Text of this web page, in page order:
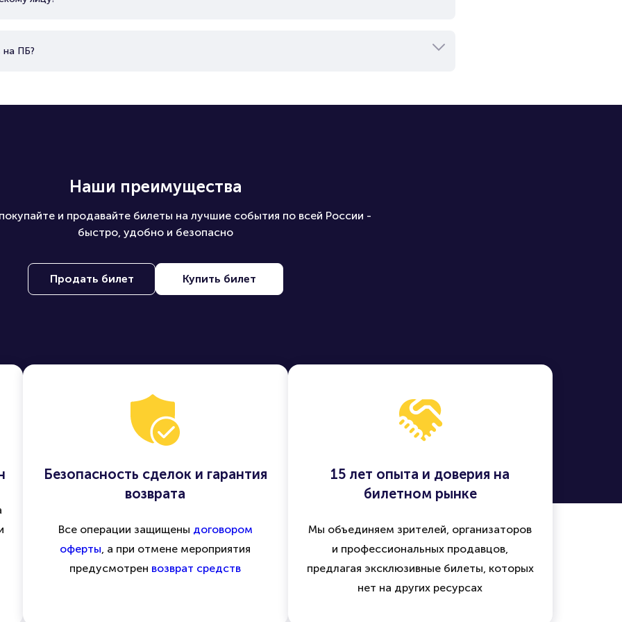
на ПБ?
Наши преимущества
и продавайте билеты на лучшие события по всей России -
быстро, удобно и безопасно
Продать билет Купить билет
Безопасность сделок и гарантия
возврата
Все операции защищены договором
оферты , а при отмене мероприятия
предусмотрен возврат средств
15 лет опыта и доверия на
билетном рынке
Мы объединяем зрителей, организаторов
и профессиональных продавцов,
предлагая эксклюзивные билеты, которых
нет на других ресурсах